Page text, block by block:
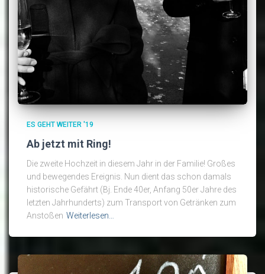
ES GEHT WEITER '19
Ab jetzt mit Ring!
Die zweite Hochzeit in diesem Jahr in der Familie! Großes
und bewegendes Ereignis. Nun dient das schon damals
historische Gefährt (Bj. Ende 40er, Anfang 50er Jahre des
letzten Jahrhunderts) zum Transport von Getränken zum
Anstoßen Weiterlesen…